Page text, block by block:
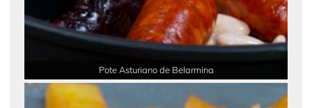
Pote Asturiano de Belarmina